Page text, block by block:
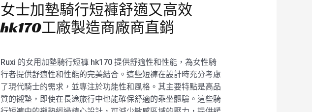
女士加墊騎行短褲舒適又高效
hk170工廠製造商廠商直銷
Ruxi 的女用加墊騎行短褲 hk170 提供舒適性和性能，為女性騎
行者提供舒適性和性能的完美結合。這些短褲在設計時充分考慮
了現代騎士的需求，並專注於功能性和風格。其主要特點是高品
質的襯墊，即使在長途旅行中也能確保舒適的乘坐體驗。這些騎